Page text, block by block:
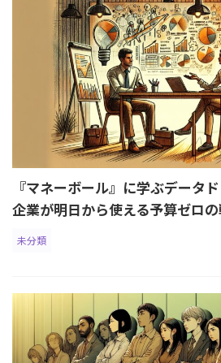
『マネーボール』に学ぶデータ
企業が明日から使える予算ゼロ
未分類